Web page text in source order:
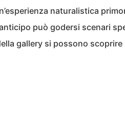
naturalistica
può godersi scenari
gallery si possono scoprire